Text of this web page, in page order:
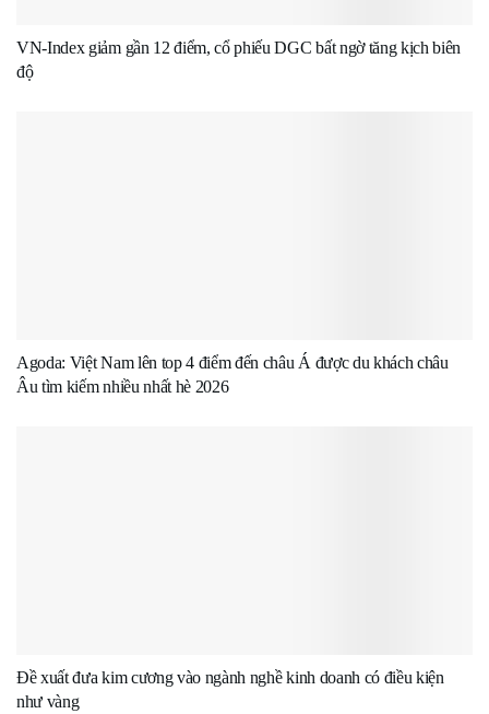
VN-Index giảm gần 12 điểm, cổ phiếu DGC bất ngờ tăng kịch biên
độ
Agoda: Việt Nam lên top 4 điểm đến châu Á được du khách châu
Âu tìm kiếm nhiều nhất hè 2026
Đề xuất đưa kim cương vào ngành nghề kinh doanh có điều kiện
như vàng